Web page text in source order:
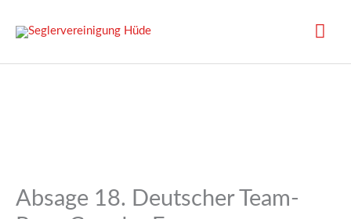
Inhalt
springen
Absage 18. Deutscher Team-